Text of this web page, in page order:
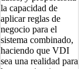
la capacidad de
aplicar reglas de
negocio para el
sistema combinado,
haciendo que VDI
sea una realidad para